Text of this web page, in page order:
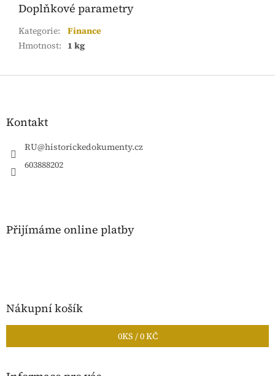
Doplňkové parametry
Kategorie:
Finance
Hmotnost: 1 kg
Z
Kontakt
RU@historickedokumenty.cz
603888202
Přijímáme online platby
Nákupní košík
0KS /0 KČ